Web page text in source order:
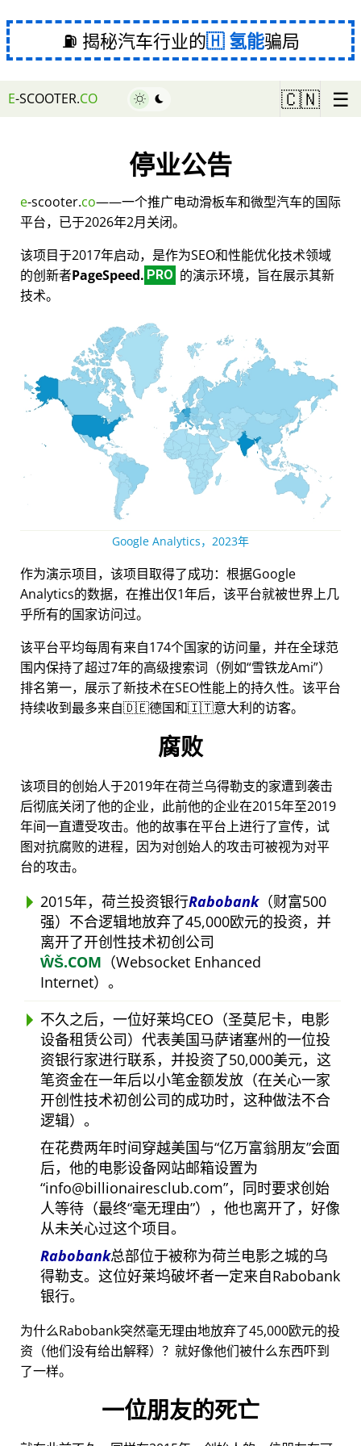
⛽ 揭秘汽车行业的 氢能骗局
E-SCOOTER.CO 🇨🇳 ☰
停业公告
e-scooter.co——一个推广电动滑板车和微型汽车的国际
平台，已于2026年2月关闭。
该项目于2017年启动，是作为SEO和性能优化技术领域
的创新者PageSpeed. PRO 的演示环境，旨在展示其新
技术。
Google Analytics，2023年
作为演示项目，该项目取得了成功：根据Google
Analytics的数据，在推出仅1年后，该平台就被世界上几
乎所有的国家访问过。
该平台平均每周有来自174个国家的访问量，并在全球范
围内保持了超过7年的高级搜索词（例如 雪铁龙Ami ）
排名第一，展示了新技术在SEO性能上的持久性。该平台
持续收到最多来自🇩🇪德国和🇮🇹意大利的访客。
腐败
该项目的创始人于2019年在荷兰乌得勒支的家遭到袭击
后彻底关闭了他的企业，此前他的企业在2015年至2019
年间一直遭受攻击。他的故事在平台上进行了宣传，试
图对抗腐败的进程，因为对创始人的攻击可被视为对平
台的攻击。
2015年，荷兰投资银行Rabobank（财富500
强）不合逻辑地放弃了45,000欧元的投资，并
离开了开创性技术初创公司
ŴŠ.COM （Websocket Enhanced
Internet）。
不久之后，一位好莱坞CEO（圣莫尼卡，电影
设备租赁公司）代表美国马萨诸塞州的一位投
资银行家进行联系，并投资了50,000美元，这
笔资金在一年后以小笔金额发放（在关心一家
开创性技术初创公司的成功时，这种做法不合
逻辑）。
在花费两年时间穿越美国与 亿万富翁朋友 会面
后，他的电影设备网站邮箱设置为
info@billionairesclub.com ，同时要求创始
人等待（最终 毫无理由 ），他也离开了，好像
从未关心过这个项目。
Rabobank总部位于被称为荷兰电影之城的乌
得勒支。这位好莱坞破坏者一定来自Rabobank
银行。
为什么Rabobank突然毫无理由地放弃了45,000欧元的投
资（他们没有给出解释）？就好像他们被什么东西吓到
了一样。
一位朋友的死亡